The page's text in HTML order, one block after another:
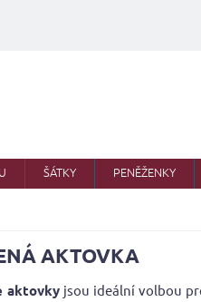
ŠÁTKY PENĚŽENKY
AKTOVKA
aktovky jsou ideální volbou